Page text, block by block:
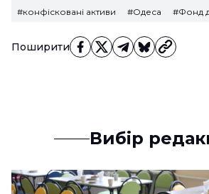
Поширити
#конфісковані активи
#Одеса #Фонд
Вибір